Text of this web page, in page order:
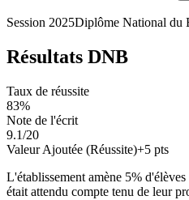
Session 2025Diplôme National du
Résultats DNB
Taux de réussite
83%
Note de l'écrit
9.1/20
Valeur Ajoutée (Réussite)+5 pts
L'établissement amène 5% d'élèves
était attendu compte tenu de leur